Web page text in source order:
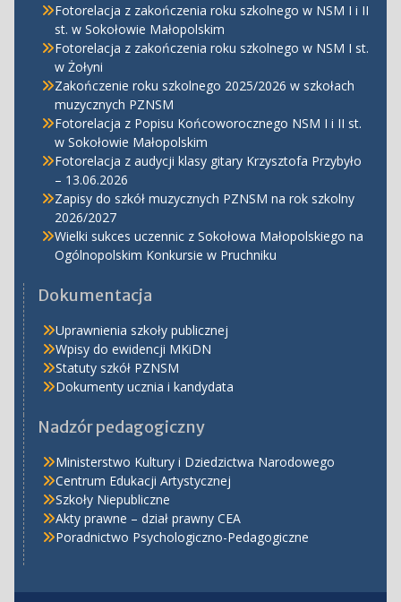
Fotorelacja z zakończenia roku szkolnego w NSM I i II
st. w Sokołowie Małopolskim
Fotorelacja z zakończenia roku szkolnego w NSM I st.
w Żołyni
Zakończenie roku szkolnego 2025/2026 w szkołach
muzycznych PZNSM
Fotorelacja z Popisu Końcoworocznego NSM I i II st.
w Sokołowie Małopolskim
Fotorelacja z audycji klasy gitary Krzysztofa Przybyło
– 13.06.2026
Zapisy do szkół muzycznych PZNSM na rok szkolny
2026/2027
Wielki sukces uczennic z Sokołowa Małopolskiego na
Ogólnopolskim Konkursie w Pruchniku
Dokumentacja
Uprawnienia szkoły publicznej
Wpisy do ewidencji MKiDN
Statuty szkół PZNSM
Dokumenty ucznia i kandydata
Nadzór pedagogiczny
Ministerstwo Kultury i Dziedzictwa Narodowego
Centrum Edukacji Artystycznej
Szkoły Niepubliczne
Akty prawne – dział prawny CEA
Poradnictwo Psychologiczno-Pedagogiczne